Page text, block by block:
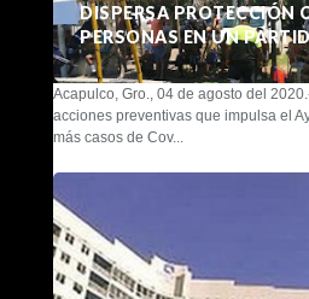
DISPERSA PROTECCIÓN
PERSONAS EN UN
Acapulco, Gro., 04 de agosto del
acciones preventivas que impulsa el
más casos de Cov...